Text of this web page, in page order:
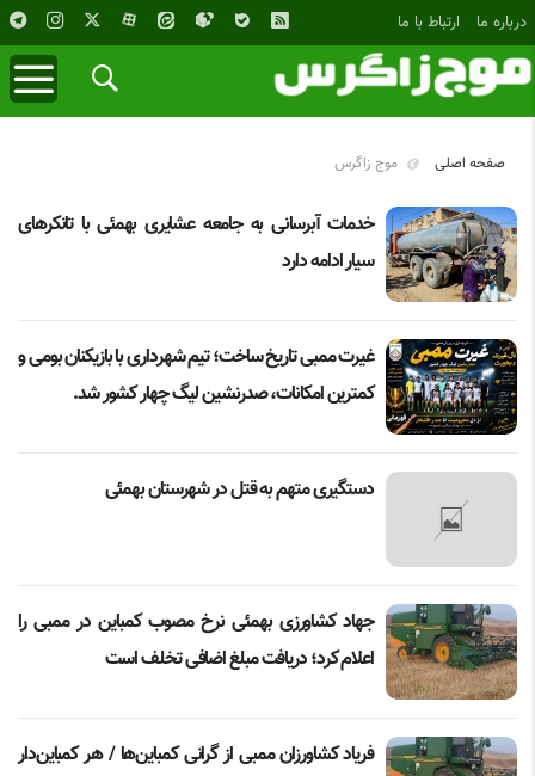
درباره ما ارتباط با ما
صفحه اصلی موج زاگرس
خدمات آبرسانی به جامعه عشایری بهمئی با تانکرهای
سیار ادامه دارد
غیرت ممبی تاریخ ساخت؛ تیم شهرداری با بازیکنان بومی و
کمترین امکانات، صدرنشین لیگ چهار کشور شد.
دستگیری متهم به قتل در شهرستان بهمئی
جهاد کشاورزی بهمئی نرخ مصوب کمباین در ممبی را
اعلام کرد؛ دریافت مبلغ اضافی تخلف است
فریاد کشاورزان ممبی از گرانی کمباین‌ها / هر کمباین‌دار